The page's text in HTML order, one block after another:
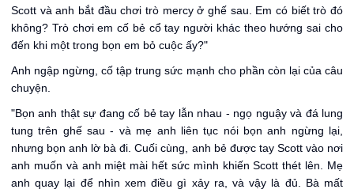
Scott và anh bắt đầu chơi trò mercy ở ghế sau. Em có biết trò đó
không? Trò chơi em cố bẻ cổ tay người khác theo hướng sai cho
đến khi một trong bọn em bỏ cuộc ấy?"
Anh ngập ngừng, cố tập trung sức mạnh cho phần còn lại của câu
chuyện.
"Bọn anh thật sự đang cố bẻ tay lẫn nhau - ngọ nguậy và đá lung
tung trên ghế sau - và mẹ anh liên tục nói bọn anh ngừng lại,
nhưng bọn anh lờ bà đi. Cuối cùng, anh bẻ được tay Scott vào nơi
anh muốn và anh miệt mài hết sức mình khiến Scott thét lên. Mẹ
anh quay lại để nhìn xem điều gì xảy ra, và vậy là đủ. Bà mất